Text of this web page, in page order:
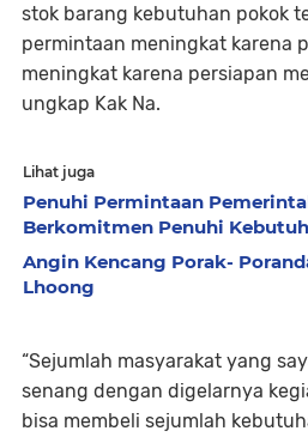
stok barang kebutuhan pokok
permintaan meningkat karena
meningkat karena persiapan
ungkap Kak Na.
Lihat juga
Penuhi Permintaan
Berkomitmen Penuhi
Angin Kencang Porak-
Lhoong
“Sejumlah masyarakat yang
senang dengan digelarnya
bisa membeli sejumlah